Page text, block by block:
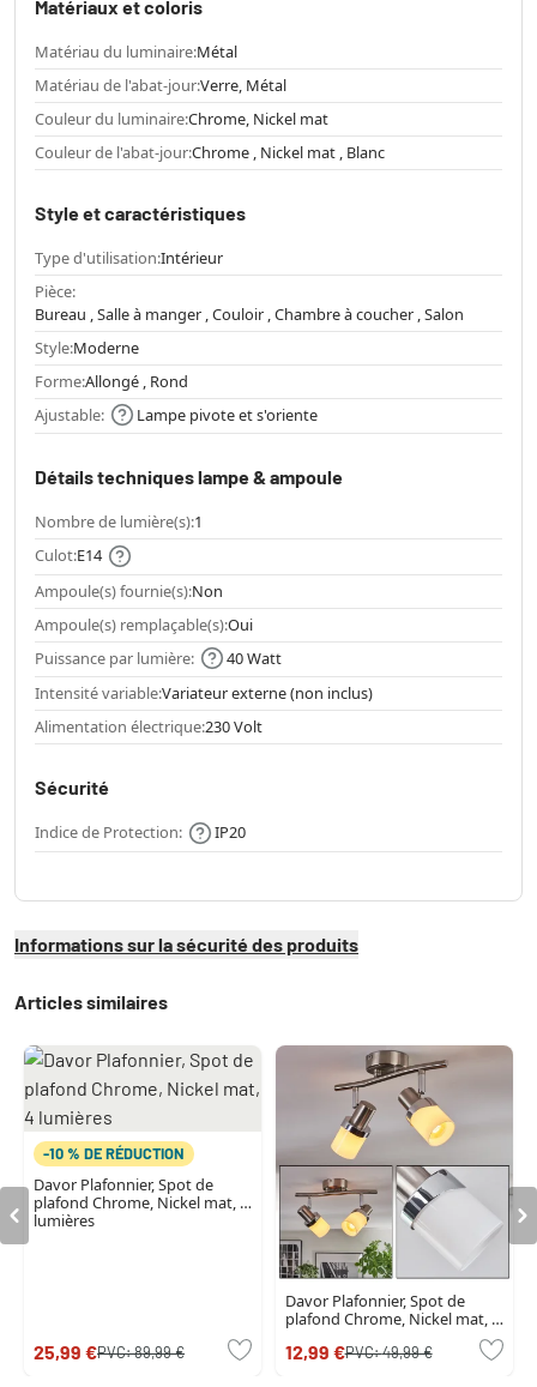
Matériaux et coloris
Matériau du luminaire:Métal
Matériau de l'abat-jour:Verre, Métal
Couleur du luminaire:Chrome, Nickel mat
Couleur de l'abat-jour:Chrome , Nickel mat , Blanc
Style et caractéristiques
Type d'utilisation:Intérieur
Pièce:
Bureau , Salle à manger , Couloir , Chambre à coucher , Salon
Style:Moderne
Forme:Allongé , Rond
Ajustable:
Lampe pivote et s'oriente
Détails techniques lampe & ampoule
Nombre de lumière(s):1
Culot:E14
Ampoule(s) fournie(s):Non
Ampoule(s) remplaçable(s):Oui
Puissance par lumière:
40 Watt
Intensité variable:Variateur externe (non inclus)
Alimentation électrique:230 Volt
Sécurité
Indice de Protection: IP20
Informations sur la sécurité des produits
Articles similaires
-10 % DE RÉDUCTION
Davor Plafonnier, Spot de
plafond Chrome, Nickel mat, 4
lumières
25,99 €PVC:89,99 €
Davor Plafonnier, Spot de
plafond Chrome, Nickel mat, 2
12,99 €PVC:49,99 €